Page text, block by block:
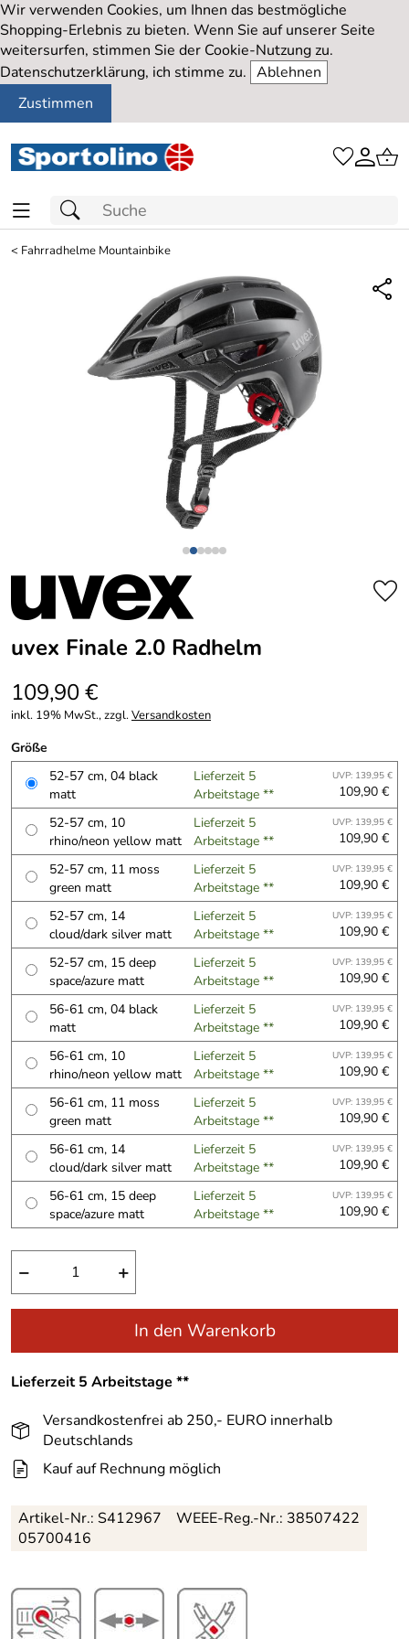
Wir verwenden Cookies, um Ihnen das bestmögliche
Shopping-Erlebnis zu bieten. Wenn Sie auf unserer Seite
weitersurfen, stimmen Sie der Cookie-Nutzung zu.
Datenschutzerklärung, ich stimme zu. Ablehnen
Zustimmen
< Fahrradhelme Mountainbike
uvex Finale 2.0 Radhelm
109,90 €
inkl. 19% MwSt., zzgl.Versandkosten
Größe
52-57 cm, 04 black
matt
Lieferzeit 5
Arbeitstage **
UVP: 139,95 €
109,90 €
52-57 cm, 10
rhino/neon yellow matt
Lieferzeit 5
Arbeitstage **
UVP: 139,95 €
109,90 €
52-57 cm, 11 moss
green matt
Lieferzeit 5
Arbeitstage **
UVP: 139,95 €
109,90 €
52-57 cm, 14
cloud/dark silver matt
Lieferzeit 5
Arbeitstage **
UVP: 139,95 €
109,90 €
52-57 cm, 15 deep
space/azure matt
Lieferzeit 5
Arbeitstage **
UVP: 139,95 €
109,90 €
56-61 cm, 04 black
matt
Lieferzeit 5
Arbeitstage **
UVP: 139,95 €
109,90 €
56-61 cm, 10
rhino/neon yellow matt
Lieferzeit 5
Arbeitstage **
UVP: 139,95 €
109,90 €
56-61 cm, 11 moss
green matt
Lieferzeit 5
Arbeitstage **
UVP: 139,95 €
109,90 €
56-61 cm, 14
cloud/dark silver matt
Lieferzeit 5
Arbeitstage **
UVP: 139,95 €
109,90 €
56-61 cm, 15 deep
space/azure matt
Lieferzeit 5
Arbeitstage **
UVP: 139,95 €
109,90 €
− +
In den Warenkorb
Lieferzeit 5 Arbeitstage **
Versandkostenfrei ab 250,- EURO innerhalb
Deutschlands
Kauf auf Rechnung möglich
Artikel-Nr.: S412967
05700416
WEEE-Reg.-Nr.: 38507422